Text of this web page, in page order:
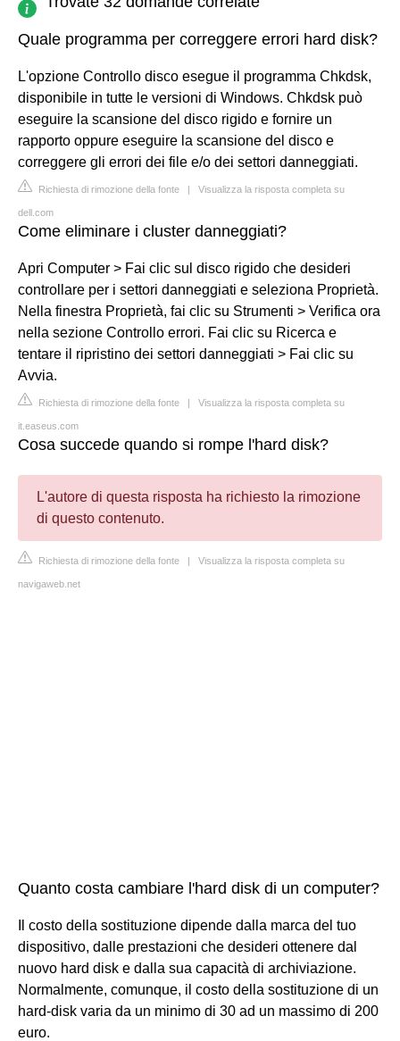
Quale programma per correggere errori hard disk?
L'opzione Controllo disco esegue il programma Chkdsk,
disponibile in tutte le versioni di Windows. Chkdsk può
eseguire la scansione del disco rigido e fornire un
rapporto oppure eseguire la scansione del disco e
correggere gli errori dei file e/o dei settori danneggiati.
Richiesta di rimozione della fonte | Visualizza la risposta completa su
dell.com
Come eliminare i cluster danneggiati?
Apri Computer > Fai clic sul disco rigido che desideri
controllare per i settori danneggiati e seleziona Proprietà.
Nella finestra Proprietà, fai clic su Strumenti > Verifica ora
nella sezione Controllo errori. Fai clic su Ricerca e
tentare il ripristino dei settori danneggiati > Fai clic su
Avvia.
Richiesta di rimozione della fonte | Visualizza la risposta completa su
it.easeus.com
Cosa succede quando si rompe l'hard disk?
L'autore di questa risposta ha richiesto la rimozione
di questo contenuto.
Richiesta di rimozione della fonte | Visualizza la risposta completa su
navigaweb.net
Quanto costa cambiare l'hard disk di un computer?
Il costo della sostituzione dipende dalla marca del tuo
dispositivo, dalle prestazioni che desideri ottenere dal
nuovo hard disk e dalla sua capacità di archiviazione.
Normalmente, comunque, il costo della sostituzione di un
hard-disk varia da un minimo di 30 ad un massimo di 200
euro.